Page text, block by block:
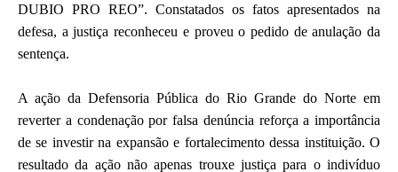
DUBIO PRO REO”. Constatados os fatos apresentados na
defesa, a justiça reconheceu e proveu o pedido de anulação da
sentença.
A ação da Defensoria Pública do Rio Grande do Norte em
reverter a condenação por falsa denúncia reforça a importância
de se investir na expansão e fortalecimento dessa instituição. O
resultado da ação não apenas trouxe justiça para o indivíduo